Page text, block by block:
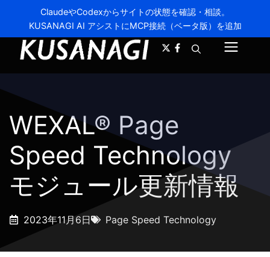
ClaudeやCodexからサイトの状態を確認・相談。
KUSANAGI AI アシストにMCP接続（ベータ版）を追加
ニ
WEXAL® Page
Speed Technology
モジュール更新情報
2023年11月6日 Page Speed Technology
A- A+